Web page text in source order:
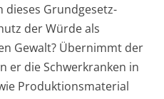
dieses Grundgesetz-
der Würde als
Gewalt? Übernimmt der
er die Schwerkranken in
Produktionsmaterial